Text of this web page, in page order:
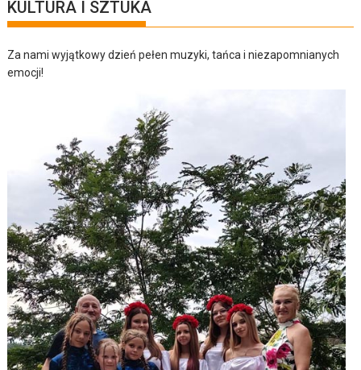
KULTURA I SZTUKA
Za nami wyjątkowy dzień pełen muzyki, tańca i niezapomnianych
emocji!